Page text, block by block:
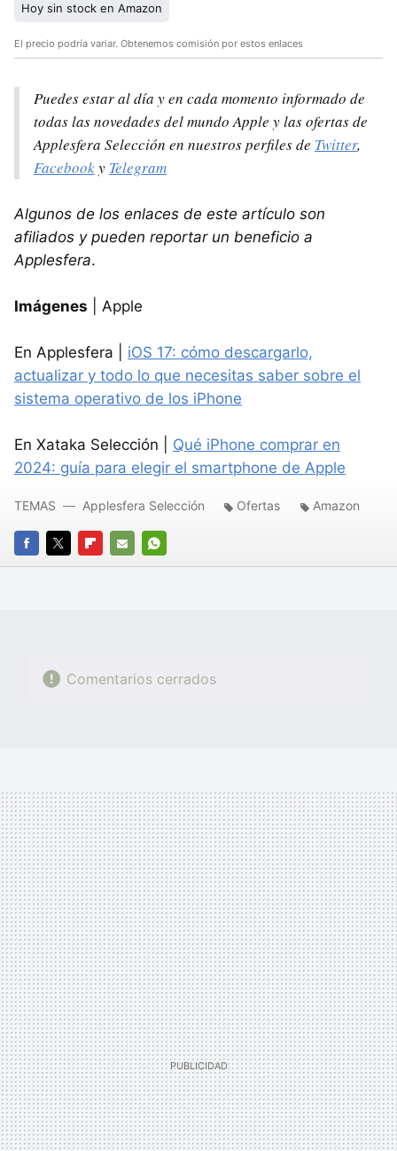
Hoy sin stock en Amazon
El precio podría variar. Obtenemos comisión por estos enlaces
Puedes estar al día y en cada momento informado de
todas las novedades del mundo Apple y las ofertas de
Applesfera Selección en nuestros perfiles de Twitter,
Facebooky Telegram
Algunos de los enlaces de este artículo son
afiliados y pueden reportar un beneficio a
Applesfera.
Imágenes | Apple
En Applesfera | iOS 17: cómo descargarlo,
actualizar y todo lo que necesitas saber sobre el
sistema operativo de los iPhone
En Xataka Selección | Qué iPhone comprar en
2024: guía para elegir el smartphone de Apple
FACEBOOK
TWITTERFLIPBOARD
E-
WHATSAPP
TEMAS Applesfera Selección Ofertas Amazon
Comentarios cerrados